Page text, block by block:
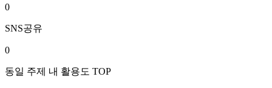
0
SNS공유
0
동일 주제 내 활용도 TOP